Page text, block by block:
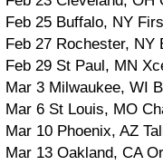
Feb 25 Buffalo, NY
Feb 27 Rochester, NY
Feb 29 St Paul, MN
Mar 3 Milwaukee, WI
Mar 6 St Louis, MO
Mar 10 Phoenix, AZ
Mar 13 Oakland, CA